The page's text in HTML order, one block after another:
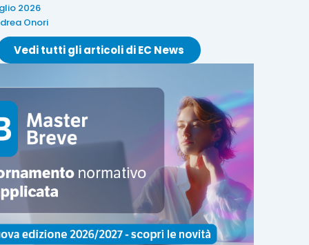
2026
Onori
Vedi tutti gli articoli di EC News